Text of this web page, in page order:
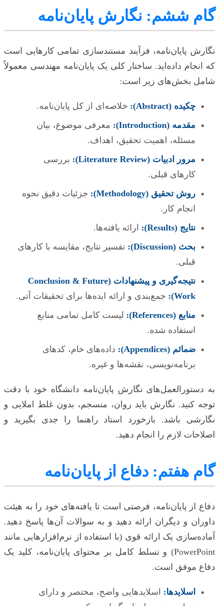
گام ششم: نگارش پایان‌نامه
نگارش پایان‌نامه، فرآیند مستندسازی تمامی کارهایی است
که انجام داده‌اید. ساختار کلی یک پایان‌نامه مهندسی معمولاً
شامل بخش‌های زیر است:
چکیده (Abstract):
خلاصه‌ای از کل پایان‌نامه.
مقدمه (Introduction):
معرفی موضوع، بیان
مسئله، اهمیت تحقیق، اهداف.
مرور ادبیات (Literature Review):
بررسی
کارهای قبلی.
روش تحقیق (Methodology):
جزئیات دقیق نحوه
انجام کار.
نتایج (Results):
ارائه یافته‌ها.
بحث (Discussion):
تفسیر نتایج، مقایسه با کارهای
قبلی.
نتیجه‌گیری و پیشنهادات (Conclusion & Future
Work):
جمع‌بندی و ارائه ایده‌ها برای تحقیقات آتی.
منابع (References):
لیست کامل تمامی منابع
استفاده شده.
ضمائم (Appendices):
داده‌های خام، کدهای
برنامه‌نویسی، نقشه‌ها و غیره.
به دستورالعمل‌های نگارش پایان‌نامه دانشگاه خود با دقت
توجه کنید. نگارش باید روان، منسجم، بدون غلط املایی و
نگارشی باشد. بازخورد استاد راهنما را جدی بگیرید و
اصلاحات لازم را انجام دهید.
گام هفتم: دفاع از پایان‌نامه
دفاع از پایان‌نامه، فرصتی است تا یافته‌های خود را به هیئت
داوران و دیگران ارائه دهید و به سوالات آن‌ها پاسخ دهید.
آماده‌سازی یک ارائه قوی (با استفاده از نرم‌افزارهایی مانند
PowerPoint) و تسلط کامل بر محتوای پایان‌نامه، کلید یک
دفاع موفق است.
اسلایدها: اسلایدهایی واضح، مختصر و دارای